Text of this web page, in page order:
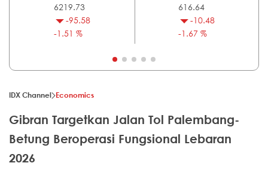
6219.73
-95.58
-1.51 %
616.64
-10.48
-1.67 %
IDX Channel Economics
Gibran Targetkan Jalan Tol Palembang-
Betung Beroperasi Fungsional Lebaran
2026